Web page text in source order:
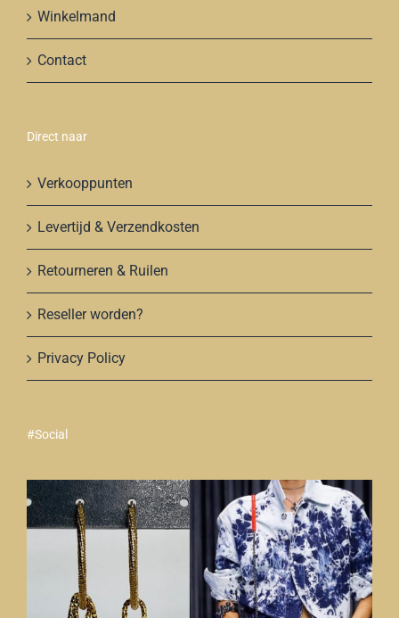
Winkelmand
Contact
Direct naar
Verkooppunten
Levertijd & Verzendkosten
Retourneren & Ruilen
Reseller worden?
Privacy Policy
#Social